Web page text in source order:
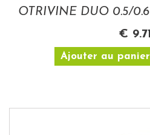
€ 9.71
Ajouter au panier